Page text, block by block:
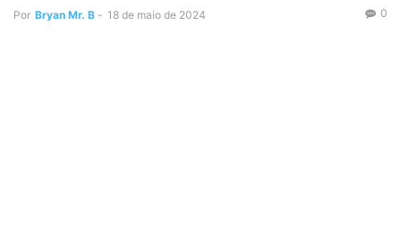
Por Bryan Mr. B - 18 de maio de 2024 0